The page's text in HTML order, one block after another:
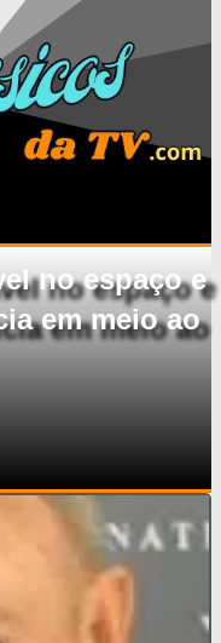
no espaço e
em meio ao